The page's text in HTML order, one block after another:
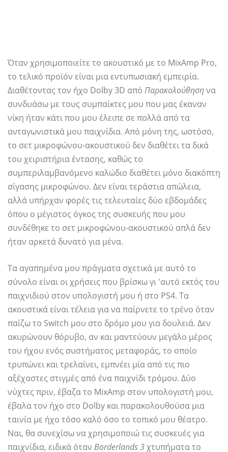
Όταν χρησιμοποιείτε το ακουστικό με το MixAmp Pro,
το τελικό προϊόν είναι μια εντυπωσιακή εμπειρία.
Διαθέτοντας τον ήχο Dolby 3D από Παρακολούθησηνα
συνδυάσω με τους συμπαίκτες μου που μας έκαναν
νίκη ήταν κάτι που μου έλειπε σε πολλά από τα
ανταγωνιστικά μου παιχνίδια. Από μόνη της, ωστόσο,
το σετ μικροφώνου-ακουστικού δεν διαθέτει τα δικά
του χειριστήρια έντασης, καθώς το
συμπεριλαμβανόμενο καλώδιο διαθέτει μόνο διακόπτη
σίγασης μικροφώνου. Δεν είναι τεράστια απώλεια,
αλλά υπήρχαν φορές τις τελευταίες δύο εβδομάδες
όπου ο μέγιστος όγκος της συσκευής που μου
συνδέθηκε το σετ μικροφώνου-ακουστικού απλά δεν
ήταν αρκετά δυνατό για μένα.
Τα αγαπημένα μου πράγματα σχετικά με αυτό το
σύνολο είναι οι χρήσεις που βρίσκω γι 'αυτό εκτός του
παιχνιδιού στον υπολογιστή μου ή στο PS4. Τα
ακουστικά είναι τέλεια για να παίρνετε το τρένο όταν
παίζω το Switch μου στο δρόμο μου για δουλειά. Δεν
ακυρώνουν θόρυβο, αν και μαντεύουν μεγάλο μέρος
του ήχου ενός συστήματος μεταφοράς, το οποίο
τρυπώνει και τρελαίνει, εμπνέει μία από τις πιο
αξέχαστες στιγμές από ένα παιχνίδι τρόμου. Δύο
νύχτες πριν, έβαζα το MixAmp στον υπολογιστή μου,
έβαλα τον ήχο στο Dolby και παρακολουθούσα μια
ταινία με ήχο τόσο καλό όσο το τοπικό μου θέατρο.
Ναι, θα συνεχίσω να χρησιμοποιώ τις συσκευές για
παιχνίδια, ειδικά όταν Borderlands 3χτυπήματα το